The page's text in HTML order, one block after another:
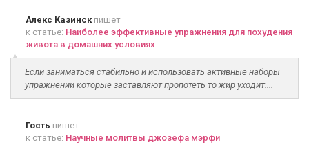
Алекс Казинскпишет
к статье: Наиболее эффективные упражнения для похудения
живота в домашних условиях
Если заниматься стабильно и использовать активные наборы
упражнений которые заставляют пропотеть то жир уходит....
Гость пишет
к статье: Научные молитвы джозефа мэрфи